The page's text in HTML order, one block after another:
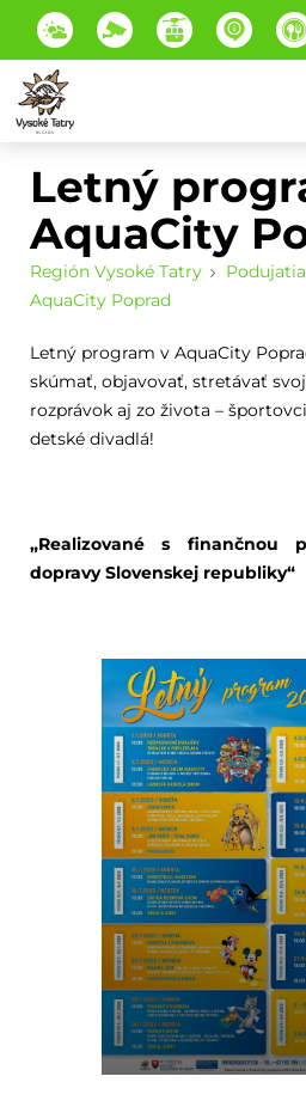
Letný
AquaCity
Región Vysoké Tatry Podujatia
AquaCity Poprad
Letný program v AquaCity
skúmať, objavovať, stretávať
rozprávok aj zo života –
detské divadlá!
„Realizované s finančnou
dopravy Slovenskej republiky“